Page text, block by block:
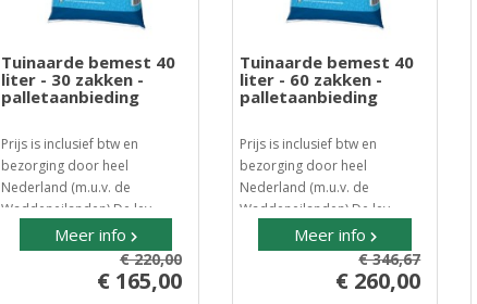
Tuinaarde bemest 40
liter - 30 zakken -
palletaanbieding
Prijs is inclusief btw en
bezorging door heel
Nederland (m.u.v. de
Waddeneilanden) De lev..
Meer info
€ 220,00
€ 165,00
Tuinaarde bemest 40
liter - 60 zakken -
palletaanbieding
Prijs is inclusief btw en
bezorging door heel
Nederland (m.u.v. de
Waddeneilanden) De lev..
Meer info
€ 346,67
€ 260,00